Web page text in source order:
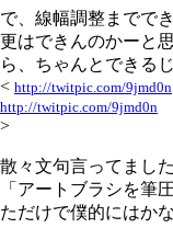
で、線幅調整までで
更はできんのかーと
ら、ちゃんとできる
< http://twitpic.com/9jmd0n
http://twitpic.com/9jmd0n
>
散々文句言ってまし
「アートブラシを筆
ただけで僕的にはか